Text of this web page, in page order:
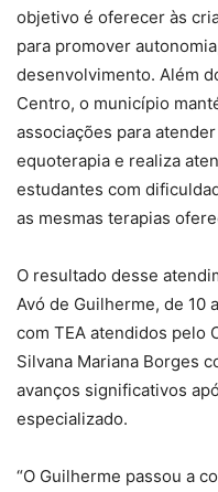
objetivo é oferecer às
para promover
desenvolvimento. Além
Centro, o município
associações para
equoterapia e realiza
estudantes com
as mesmas terapias
O resultado desse
Avó de Guilherme, de 10
com TEA atendidos pelo
Silvana Mariana Borges
avanços significativos
especializado.
“O Guilherme passou a